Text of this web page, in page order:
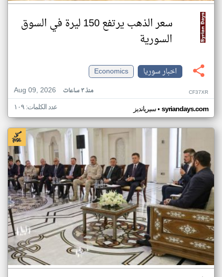
سعر الذهب يرتفع 150 ليرة في السوق
السورية‎ ‎
اخبار سوريا
Economics
Aug 09, 2026
منذ ٣ ساعات CF37XR
سيريانديز• syriandays.com عدد الكلمات: ١٠٩